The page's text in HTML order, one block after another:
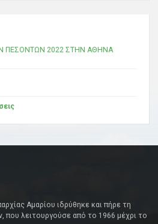
ΠΕΣΟΝΤΩΝ 2022 ΣΤΗΝ ΑΘΗΝΑ
Αμαρίου ιδρύθηκε και πήρε τη
λειτουργούσε από το 1966 μέχρι το